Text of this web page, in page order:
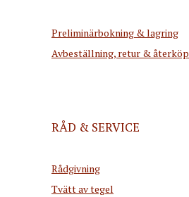
Preliminärbokning & lagring
Avbeställning, retur & återköp
RÅD & SERVICE
Rådgivning
Tvätt av tegel